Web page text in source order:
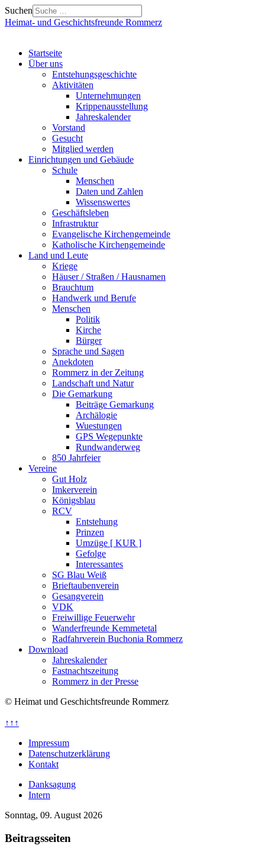
Suchen
Heimat- und Geschichtsfreunde Rommerz
Startseite
Über uns
Entstehungsgeschichte
Aktivitäten
Unternehmungen
Krippenausstellung
Jahreskalender
Vorstand
Gesucht
Mitglied werden
Einrichtungen und Gebäude
Schule
Menschen
Daten und Zahlen
Wissenswertes
Geschäftsleben
Infrastruktur
Evangelische Kirchengemeinde
Katholische Kirchengemeinde
Land und Leute
Kriege
Häuser / Straßen / Hausnamen
Brauchtum
Handwerk und Berufe
Menschen
Politik
Kirche
Bürger
Sprache und Sagen
Anekdoten
Rommerz in der Zeitung
Landschaft und Natur
Die Gemarkung
Beiträge Gemarkung
Archälogie
Wuestungen
GPS Wegepunkte
Rundwanderweg
850 Jahrfeier
Vereine
Gut Holz
Imkerverein
Königsblau
RCV
Entstehung
Prinzen
Umzüge [ KUR ]
Gefolge
Interessantes
SG Blau Weiß
Brieftaubenverein
Gesangverein
VDK
Freiwillige Feuerwehr
Wanderfreunde Kemmetetal
Radfahrverein Buchonia Rommerz
Download
Jahreskalender
Fastnachtszeitung
Rommerz in der Presse
© Heimat und Geschichtsfreunde Rommerz
↑↑↑
Impressum
Datenschutzerklärung
Kontakt
Danksagung
Intern
Sonntag, 09. August 2026
Beitragsseiten